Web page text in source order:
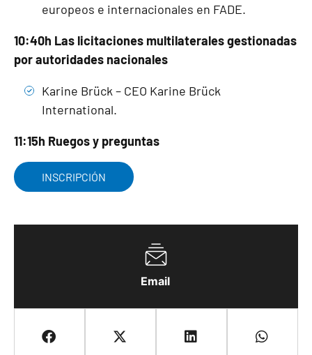
Email
europeos e internacionales en FADE.
10:40h Las licitaciones multilaterales gestionadas
por autoridades nacionales
Karine Brück – CEO Karine Brück
International.
11:15h Ruegos y preguntas
INSCRIPCIÓN